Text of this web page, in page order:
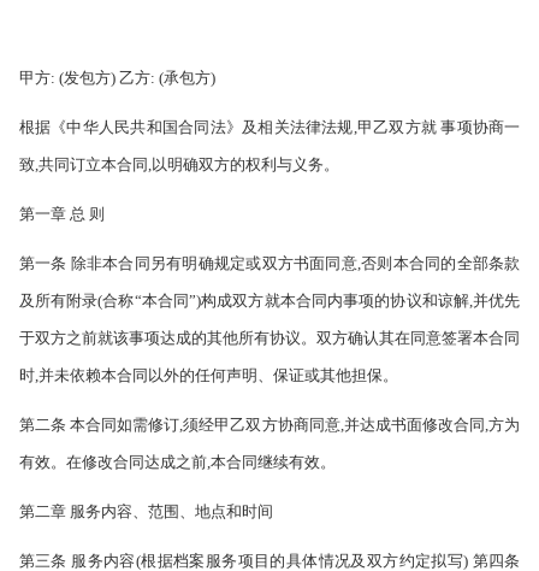
甲方: (发包方) 乙方: (承包方)
根据《中华人民共和国合同法》及相关法律法规,甲乙双方就 事项协商一
致,共同订立本合同,以明确双方的权利与义务。
第一章 总 则
第一条 除非本合同另有明确规定或双方书面同意,否则本合同的全部条款
及所有附录(合称“本合同”)构成双方就本合同内事项的协议和谅解,并优先
于双方之前就该事项达成的其他所有协议。双方确认其在同意签署本合同
时,并未依赖本合同以外的任何声明、保证或其他担保。
第二条 本合同如需修订,须经甲乙双方协商同意,并达成书面修改合同,方为
有效。在修改合同达成之前,本合同继续有效。
第二章 服务内容、范围、地点和时间
第三条 服务内容(根据档案服务项目的具体情况及双方约定拟写) 第四条